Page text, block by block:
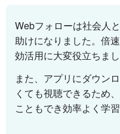
Webフォローは社会人
助けになりました。倍
効活用に大変役立ちまし
また、アプリにダウン
くても視聴できるため
こともでき効率よく学習